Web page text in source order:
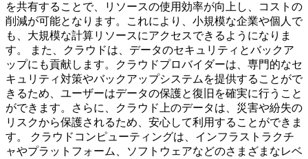
を共有することで、リソースの使用効率が向上し、コストの
削減が可能となります。これにより、小規模な企業や個人で
も、大規模な計算リソースにアクセスできるようになりま
す。 また、クラウドは、データのセキュリティとバックア
ップにも貢献します。クラウドプロバイダーは、専門的なセ
キュリティ対策やバックアップシステムを提供することがで
きるため、ユーザーはデータの保護と復旧を確実に行うこと
ができます。さらに、クラウド上のデータは、災害や紛失の
リスクから保護されるため、安心して利用することができま
す。 クラウドコンピューティングは、インフラストラクチ
ャやプラットフォーム、ソフトウェアなどのさまざまなレベ